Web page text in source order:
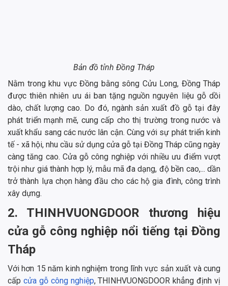
Bản đồ tỉnh Đồng Tháp
Nằm trong khu vực Đồng bằng sông Cửu Long, Đồng Tháp
được thiên nhiên ưu ái ban tặng nguồn nguyên liệu gỗ dồi
dào, chất lượng cao. Do đó, ngành sản xuất đồ gỗ tại đây
phát triển mạnh mẽ, cung cấp cho thị trường trong nước và
xuất khẩu sang các nước lân cận. Cùng với sự phát triển kinh
tế - xã hội, nhu cầu sử dụng cửa gỗ tại Đồng Tháp cũng ngày
càng tăng cao. Cửa gỗ công nghiệp với nhiều ưu điểm vượt
trội như giá thành hợp lý, mẫu mã đa dạng, độ bền cao,... dần
trở thành lựa chọn hàng đầu cho các hộ gia đình, công trình
xây dựng.
2. THINHVUONGDOOR thương hiệu
cửa gỗ công nghiệp nổi tiếng tại Đồng
Tháp
Với hơn 15 năm kinh nghiệm trong lĩnh vực sản xuất và cung
cấp cửa gỗ công nghiệp, THINHVUONGDOOR khẳng định vị